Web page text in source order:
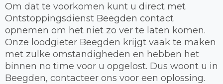
Om dat te voorkomen kunt u direct met
Ontstoppingsdienst Beegden contact
opnemen om het niet zo ver te laten komen.
Onze loodgieter Beegden krijgt vaak te maken
met zulke omstandigheden en hebben het
binnen no time voor u opgelost. Dus woont u in
Beegden, contacteer ons voor een oplossing.